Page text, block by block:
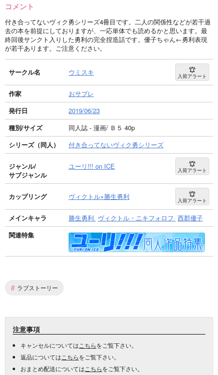
コメント
付き合ってないヴィク勇シリーズ4冊目です。二人の関係性などが若干過
去の本を前提にしておりますが、一応単体でも読めるかと思います。最
終回後サンクト入りした勇利の完全捏造話です。優子ちゃん←勇利表現
が若干あります。ご注意ください。
サークル名 ウミスキ 入荷アラート
作家
おサブレ
発行日
2019/06/23
種別/サイズ
同人誌 - 漫画/ Ｂ５ 40p
シリーズ（同人）
付き合ってないヴィク勇シリーズ
ジャンル/
サブジャンル
ユーリ!!! on ICE 入荷アラート
カップリング ヴィクトル×勝生勇利 入荷アラート
メインキャラ 勝生勇利 ヴィクトル・ニキフォロフ 西郡優子
関連特集
# ラブストーリー
注意事項
キャンセルについては こちらをご覧下さい。
返品については こちらをご覧下さい。
おまとめ配送については こちらをご覧下さい。